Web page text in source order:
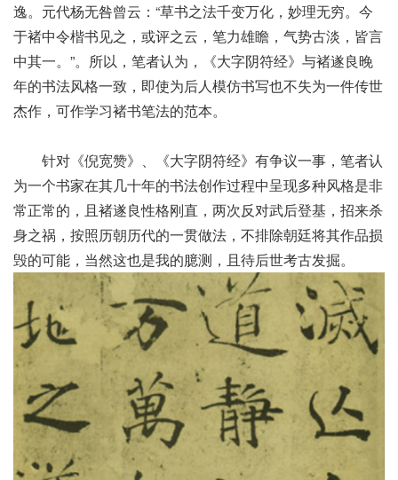
逸。元代杨无咎曾云：“草书之法千变万化，妙理无穷。今
于褚中令楷书见之，或评之云，笔力雄瞻，气势古淡，皆言
中其一。”。所以，笔者认为，《大字阴符经》与褚遂良晚
年的书法风格一致，即使为后人模仿书写也不失为一件传世
杰作，可作学习褚书笔法的范本。
针对《倪宽赞》、《大字阴符经》有争议一事，笔者认
为一个书家在其几十年的书法创作过程中呈现多种风格是非
常正常的，且褚遂良性格刚直，两次反对武后登基，招来杀
身之祸，按照历朝历代的一贯做法，不排除朝廷将其作品损
毁的可能，当然这也是我的臆测，且待后世考古发掘。